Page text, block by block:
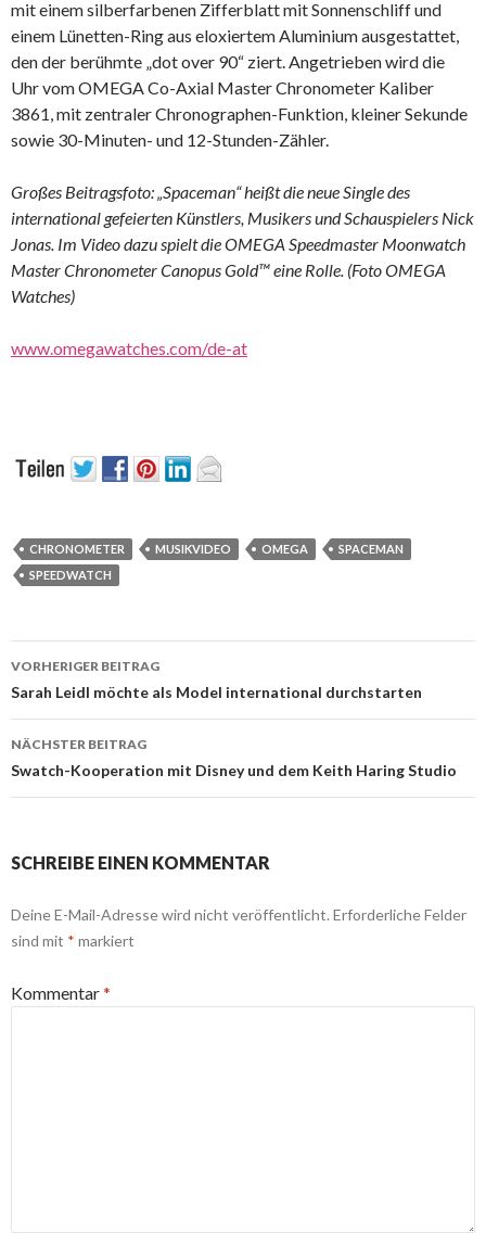
mit einem silberfarbenen Zifferblatt mit Sonnenschliff und
einem Lünetten-Ring aus eloxiertem Aluminium ausgestattet,
den der berühmte „dot over 90“ ziert. Angetrieben wird die
Uhr vom OMEGA Co-Axial Master Chronometer Kaliber
3861, mit zentraler Chronographen-Funktion, kleiner Sekunde
sowie 30-Minuten- und 12-Stunden-Zähler.
Großes Beitragsfoto: „Spaceman“ heißt die neue Single des
international gefeierten Künstlers, Musikers und Schauspielers Nick
Jonas. Im Video dazu spielt die OMEGA Speedmaster Moonwatch
Master Chronometer Canopus Gold™ eine Rolle. (Foto OMEGA
Watches)
www.omegawatches.com/de-at
CHRONOMETER MUSIKVIDEO OMEGA
SPACEMAN
SPEEDWATCH
Beitrags-
Navigation
VORHERIGER BEITRAG
Sarah Leidl möchte als Model international durchstarten
NÄCHSTER BEITRAG
Swatch-Kooperation mit Disney und dem Keith Haring Studio
SCHREIBE EINEN KOMMENTAR
Deine E-Mail-Adresse wird nicht veröffentlicht. Erforderliche Felder
sind mit * markiert
Kommentar*